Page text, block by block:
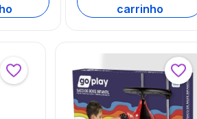
carrinho